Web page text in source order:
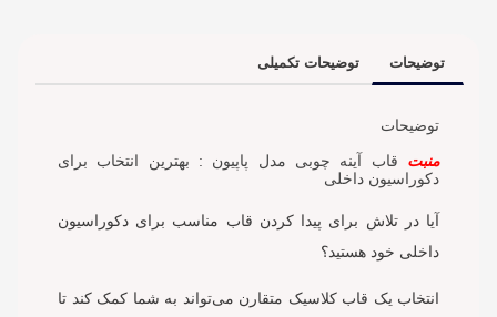
توضیحات توضیحات تکمیلی
توضیحات
منبت
قاب آینه چوبی مدل پاپیون : بهترین انتخاب برای
دکوراسیون داخلی
آیا در تلاش برای پیدا کردن قاب مناسب برای دکوراسیون
داخلی خود هستید؟
انتخاب یک قاب کلاسیک متقارن می‌تواند به شما کمک کند تا